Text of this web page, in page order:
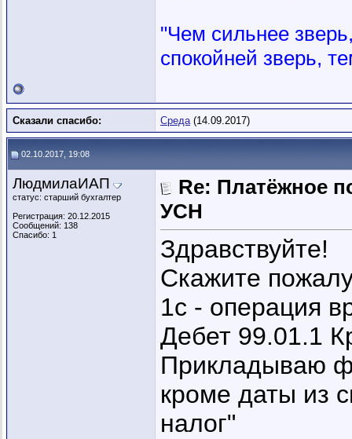
"Чем сильнее
спокойней зверь,
Сказали спасибо: Среда(14.09.2017)
02.10.2017, 19:08
ЛюдмилаИАП
статус: старший бухгалтер
Регистрация: 20.12.2015
Сообщений: 138
Спасибо: 1
Re: Платёжное
УСН
Здравствуйте!
Скажите
1с - операция
Дебет 99.01.1
Прикладываю
кроме даты из
налог"